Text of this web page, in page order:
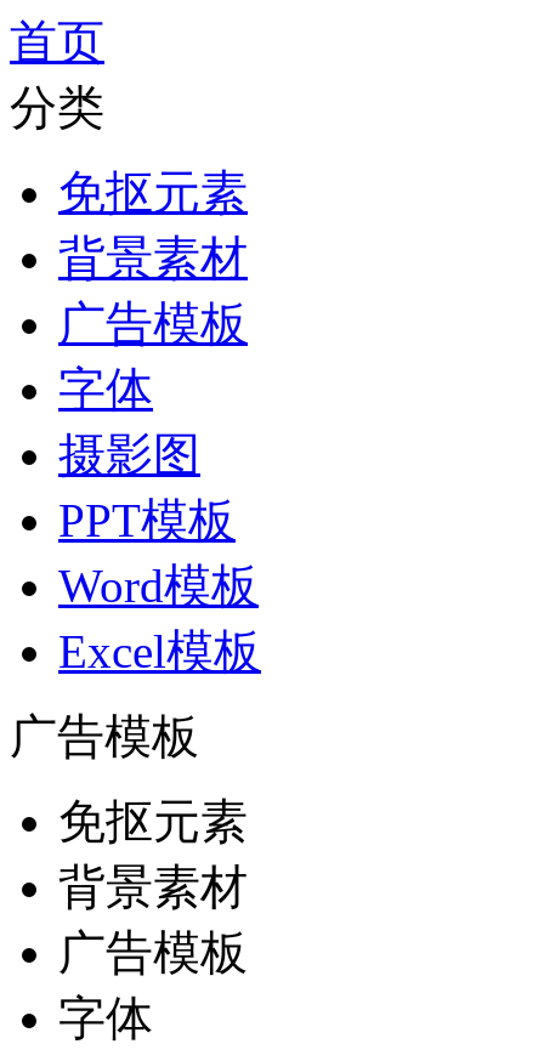
首页
分类
免抠元素
背景素材
广告模板
字体
摄影图
PPT模板
Word模板
Excel模板
广告模板
免抠元素
背景素材
广告模板
字体